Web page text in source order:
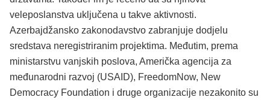
veleposlanstva uključena u takve aktivnosti.
Azerbajdžansko zakonodavstvo zabranjuje dodjelu
sredstava neregistriranim projektima. Međutim, prema
ministarstvu vanjskih poslova, Američka agencija za
međunarodni razvoj (USAID), FreedomNow, New
Democracy Foundation i druge organizacije nezakonito su